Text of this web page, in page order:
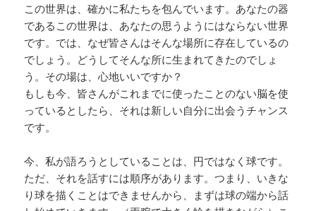
この世界は、確かに私たちを包んでいます。あなたの器
であるこの世界は、あなたの思うようにはならない世界
です。では、なぜ皆さんはそんな場所に存在しているの
でしょう。どうしてそんな所に生まれてきたのでしょ
う。その場は、心地いいですか？
もしも今、皆さんがこれまでに使ったことのない脳を使
っているとしたら、それは新しい自分に出会うチャンス
です。
今、私が語ろうとしていることは、円ではなく球です。
ただ、それを話すには順序があります。つまり、いきな
り球を描くことはできませんから、まずは球の端から話